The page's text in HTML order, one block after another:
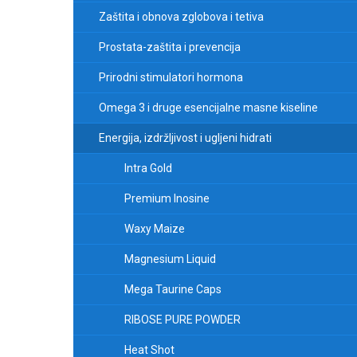
Zaštita i obnova zglobova i tetiva
Prostata-zaštita i prevencija
Prirodni stimulatori hormona
Omega 3 i druge esencijalne masne kiseline
Energija, izdržljivost i ugljeni hidrati
Intra Gold
Premium Inosine
Waxy Maize
Magnesium Liquid
Mega Taurine Caps
RIBOSE PURE POWDER
Heat Shot